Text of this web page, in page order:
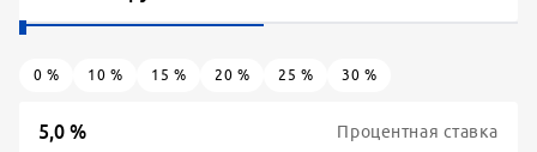
0 % 10 % 15 % 20 % 25 % 30 %
Процентная ставка